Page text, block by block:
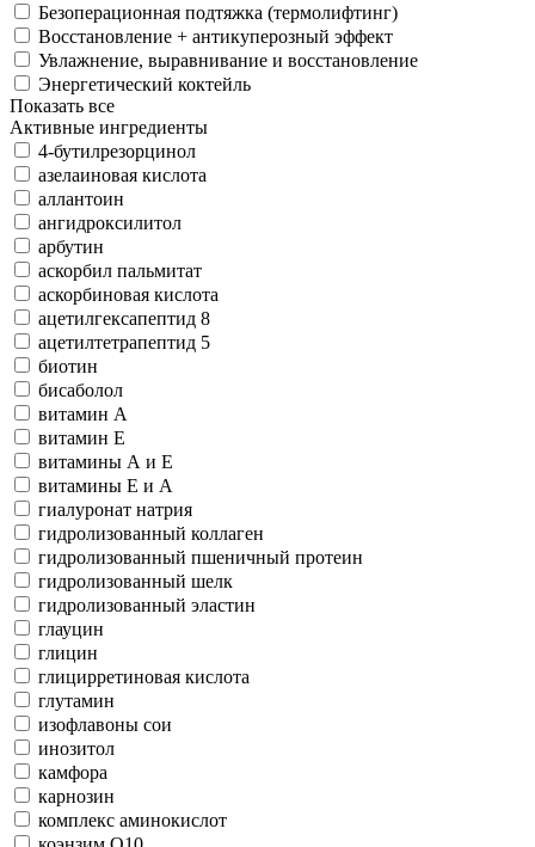
Безоперационная подтяжка (термолифтинг)
Восстановление + антикуперозный эффект
Увлажнение, выравнивание и восстановление
Энергетический коктейль
Показать все
Активные ингредиенты
4-бутилрезорцинол
азелаиновая кислота
аллантоин
ангидроксилитол
арбутин
аскорбил пальмитат
аскорбиновая кислота
ацетилгексапептид 8
ацетилтетрапептид 5
биотин
бисаболол
витамин А
витамин Е
витамины А и Е
витамины Е и А
гиалуронат натрия
гидролизованный коллаген
гидролизованный пшеничный протеин
гидролизованный шелк
гидролизованный эластин
глауцин
глицин
глицирретиновая кислота
глутамин
изофлавоны сои
инозитол
камфора
карнозин
комплекс аминокислот